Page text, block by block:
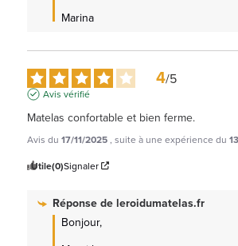
Marina
4/5
Avis vérifié
Matelas confortable et bien ferme.
Avis du 17/11/2025, suite à une expérience du
Utile(0)Signaler
Réponse deleroidumatelas.fr
Bonjour,